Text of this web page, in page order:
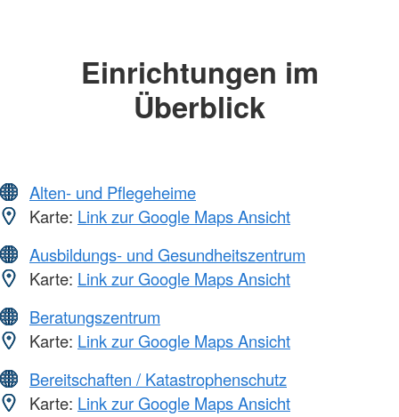
Einrichtungen im
Überblick
Alten- und Pflegeheime
Karte: Link zur Google Maps Ansicht
Ausbildungs- und Gesundheitszentrum
Karte: Link zur Google Maps Ansicht
Beratungszentrum
Karte: Link zur Google Maps Ansicht
Bereitschaften / Katastrophenschutz
Karte: Link zur Google Maps Ansicht